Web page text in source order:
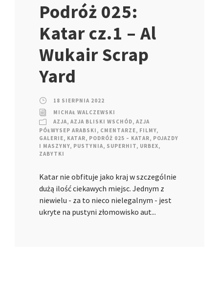
Podróż 025:
Katar cz.1 – Al
Wukair Scrap
Yard
18 SIERPNIA 2022
MICHAŁ WALCZEWSKI
AZJA, AZJA BLISKI WSCHÓD, AZJA
PÓŁWYSEP ARABSKI , CMENTARZE, FILMY,
GALERIE, KATAR, PODRÓŻ 025 – KATAR, POJAZDY
I MASZYNY, PUSTYNIA, SUPERHIT, URBEX,
ZABYTKI
Katar nie obfituje jako kraj w szczególnie
dużą ilość ciekawych miejsc. Jednym z
niewielu - za to nieco nielegalnym - jest
ukryte na pustyni złomowisko aut...